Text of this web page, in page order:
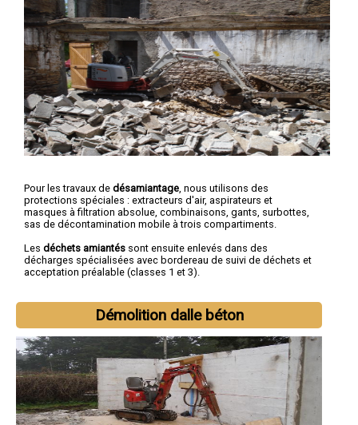
Pour les travaux de désamiantage , nous utilisons des
protections spéciales : extracteurs d'air, aspirateurs et
masques à filtration absolue, combinaisons, gants, surbottes,
sas de décontamination mobile à trois compartiments.
Les déchets amiantés sont ensuite enlevés dans des
décharges spécialisées avec bordereau de suivi de déchets et
acceptation préalable (classes 1 et 3).
Démolition dalle béton